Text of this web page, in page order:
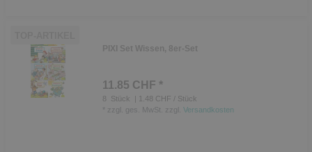
PIXI Set Wissen, 8er-Set
11.85 CHF *
8 Stück
| 1.48 CHF / Stück
zzgl. ges. MwSt. zzgl. Versandkosten